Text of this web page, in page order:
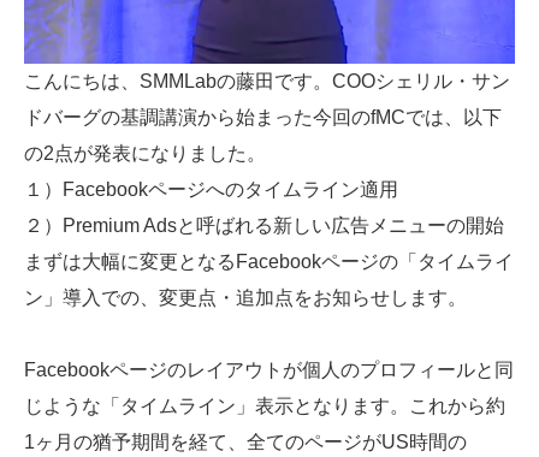
こんにちは、SMMLabの藤田です。COOシェリル・サン
ドバーグの基調講演から始まった今回のfMCでは、以下
の2点が発表になりました。
１）Facebookページへのタイムライン適用
２）Premium Adsと呼ばれる新しい広告メニューの開始
まずは大幅に変更となるFacebookページの「タイムライ
ン」導入での、変更点・追加点をお知らせします。
Facebookページのレイアウトが個人のプロフィールと同
じような「タイムライン」表示となります。これから約
1ヶ月の猶予期間を経て、全てのページがUS時間の